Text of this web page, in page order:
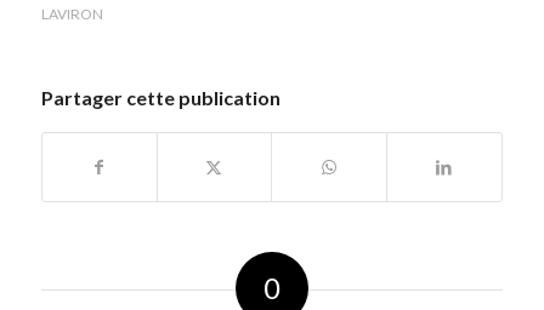
LAVIRON
Partager cette publication
0